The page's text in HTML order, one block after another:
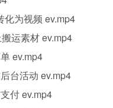
为视频 ev.mp4
运素材 ev.mp4
ev.mp4
台活动 ev.mp4
付 ev.mp4